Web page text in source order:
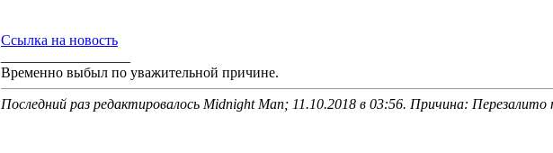
Ссылка на новость
Временно выбыл по уважительной причине.
Последний раз редактировалось Midnight Man; 11.10.2018 в 03:56. Причина: